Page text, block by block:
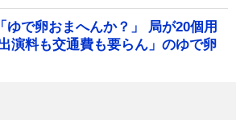
ゆで卵おまへんか？」 局が20個用
演料も交通費も要らん」のゆで卵